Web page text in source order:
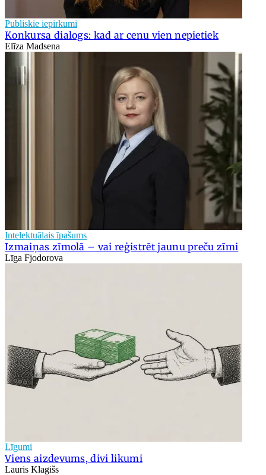
Publiskie iepirkumi
Konkursa dialogs: kad ar cenu vien nepietiek
Elīza Madsena
Intelektuālais īpašums
Izmaiņas zīmolā – vai reģistrēt jaunu preču zīmi
Līga Fjodorova
Līgumi
Viens aizdevums, divi likumi
Lauris Klagišs